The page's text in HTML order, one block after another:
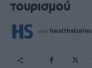
τουρισμού
από healthstories